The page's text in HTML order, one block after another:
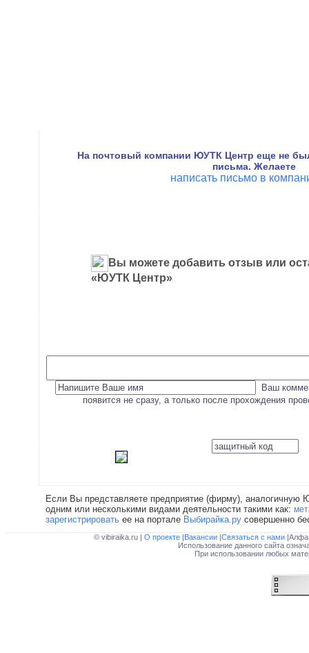
На почтовый компании ЮУТК Центр еще не
письма. Желаете
написать письмо в
Вы можете добавить отзыв или
«ЮУТК Центр»
Ваш
появится не сразу, а только после прохождения
Если Вы представляете предприятие (фирму), аналогичную
одним или несколькими видами деятельности такими как:
зарегистрировать ее на портале Выбирайка.ру совершенно
© vibiraika.ru | О проекте |Вакансии |Связаться с нами
Использование данного сайта
При использовании любых